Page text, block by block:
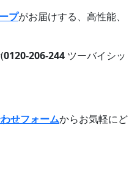
プがお届けする、高性能、
0120-206-244 ツーバイシッ
せフォームからお気軽にど